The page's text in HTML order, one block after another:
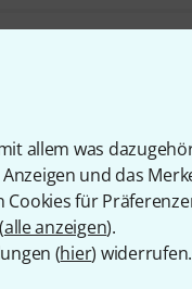
allem was
und das
Cookies für
alle anzeigen).
(hier) widerrufen.